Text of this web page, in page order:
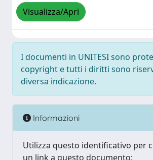
Visualizza/Apri
I documenti in UNITESI sono
copyright e tutti i diritti sono
diversa indicazione.
Informazioni
Utilizza questo identificativo per
un link a questo documento: